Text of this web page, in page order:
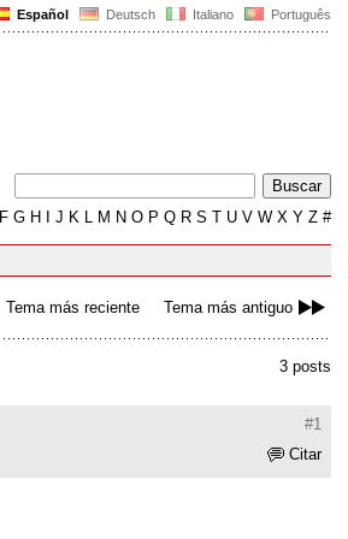
Español Deutsch Italiano Português
F G H J K L M N O P Q R S T U V W X Y Z #
Tema más reciente Tema más antiguo
3 posts
#1
Citar